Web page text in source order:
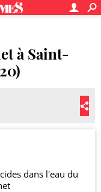
à Saint-
dans l'eau du